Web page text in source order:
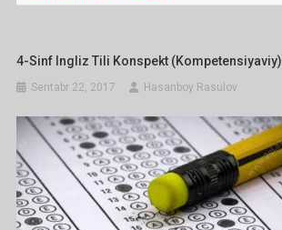
4-Sinf Ingliz Tili Konspekt (kompetensiyaviy)
Sentabr 22, 2017 Hasanboy Rasulov